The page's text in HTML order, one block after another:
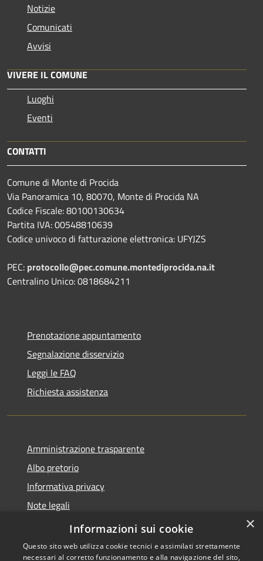
Notizie
Comunicati
Avvisi
VIVERE IL COMUNE
Luoghi
Eventi
CONTATTI
Comune di Monte di Procida
Via Panoramica 10, 80070, Monte di Procida NA
Codice Fiscale: 80100130634
Partita IVA: 00548810639
Codice univoco di fatturazione elettronica: UFYJZS
PEC: protocollo@pec.comune.montediprocida.na.it
Centralino Unico:0818684211
Prenotazione appuntamento
Segnalazione disservizio
Leggi le FAQ
Richiesta assistenza
Amministrazione trasparente
Albo pretorio
Informativa privacy
Note legali
Dichiarazione di accessibilità
×
Informazioni sui cookie
Questo sito web utilizza cookie tecnici e assimilati strettamente
necessari al corretto funzionamento e alla navigazione del sito,